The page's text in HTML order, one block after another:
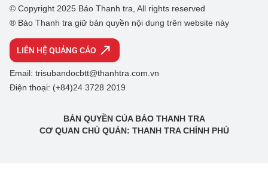
© Copyright 2025 Báo Thanh tra, All rights reserved
® Báo Thanh tra giữ bản quyền nội dung trên website này
LIÊN HỆ QUẢNG CÁO
Email: trisubandocbtt@thanhtra.com.vn
Điện thoại: (+84)24 3728 2019
BẢN QUYỀN CỦA BÁO THANH TRA
CƠ QUAN CHỦ QUẢN: THANH TRA CHÍNH PHỦ